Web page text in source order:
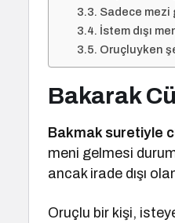
Sadece mezi
İstem dışı
Oruçluyken
Bakarak
Bakmak suretiyle
meni gelmesi
ancak irade dışı
Oruçlu bir kişi,